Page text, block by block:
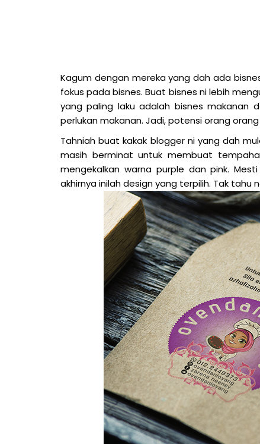
Kagum dengan mereka yang dah ada
fokus pada bisnes. Buat bisnes ni lebih
yang paling laku adalah bisnes makanan
perlukan makanan. Jadi, potensi orang
Tahniah buat kakak blogger ni yang dah
masih berminat untuk membuat
mengekalkan warna purple dan pink.
akhirnya inilah design yang terpilih. Tak